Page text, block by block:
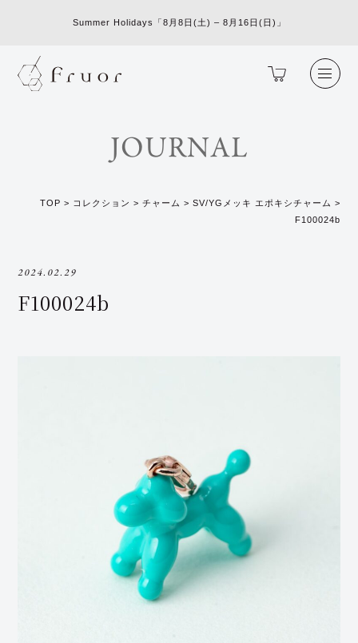
Summer Holidays「8月8日(土) – 8月16日(日)」
JOURNAL
TOP > コレクション > チャーム > SV/YGメッキ エポキシチャーム >
F100024b
2024.02.29
F100024b